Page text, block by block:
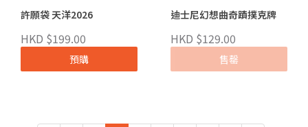
許願袋 天洋2026
HKD $199.00
預購
迪士尼幻想曲奇蹟撲克牌
HKD $129.00
售罄